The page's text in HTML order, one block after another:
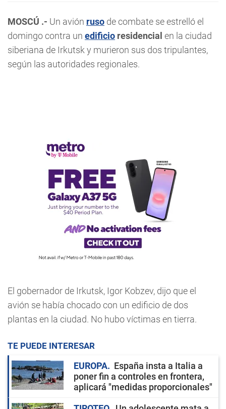
MOSCÚ .- Un avión ruso de combate se estrelló el
domingo contra un edificio residencial en la ciudad
siberiana de Irkutsk y murieron sus dos tripulantes,
según las autoridades regionales.
El gobernador de Irkutsk, Igor Kobzev, dijo que el
avión se había chocado con un edificio de dos
plantas en la ciudad. No hubo víctimas en tierra.
TE PUEDE INTERESAR
EUROPA
España insta a Italia a
poner fin a controles en frontera,
aplicará "medidas proporcionales"